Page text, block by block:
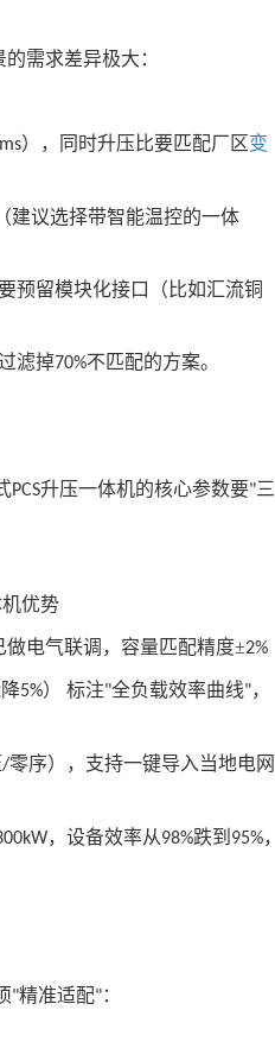
需求差异极大：
），同时升压比要匹配厂区 变
建议选择带智能温控的一体
预留模块化接口（比如汇流铜
滤掉70%不匹配的方案。
PCS升压一体机的核心参数要"三
优势
做电气联调，容量匹配精度±2%
5%） 标注"全负载效率曲线"，
/零序），支持一键导入当地电网
，设备效率从98%跌到 95%，
"精准适配"：